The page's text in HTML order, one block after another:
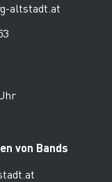
altstadt.at
von Bands